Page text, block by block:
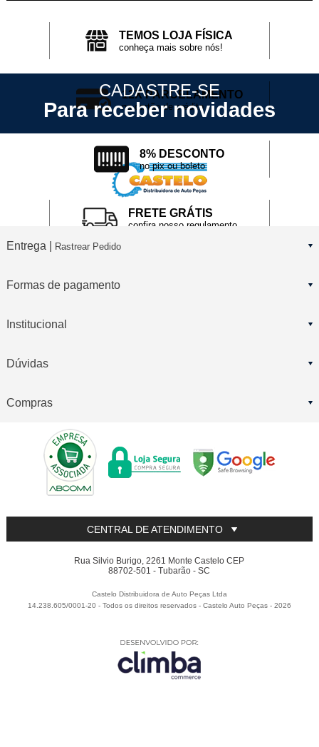
TEMOS LOJA FÍSICA
conheça mais sobre nós!
12X PARCELAMENTO
no cartão de crédito
8% DESCONTO
no pix ou boleto
FRETE GRÁTIS
confira nosso regulamento
CADASTRE-SE
Para receber novidades
Entrega | Rastrear Pedido
Formas de pagamento
Institucional
Dúvidas
Compras
CENTRAL DE ATENDIMENTO
Rua Silvio Burigo, 2261 Monte Castelo CEP
88702-501 - Tubarão - SC
Castelo Distribuidora de Auto Peças Ltda
14.238.605/0001-20 - Todos os direitos reservados -Castelo Auto Peças -2026